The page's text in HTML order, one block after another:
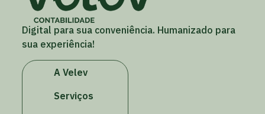
Digital para sua conveniência. Humanizado para
sua experiência!
A Velev
Serviços